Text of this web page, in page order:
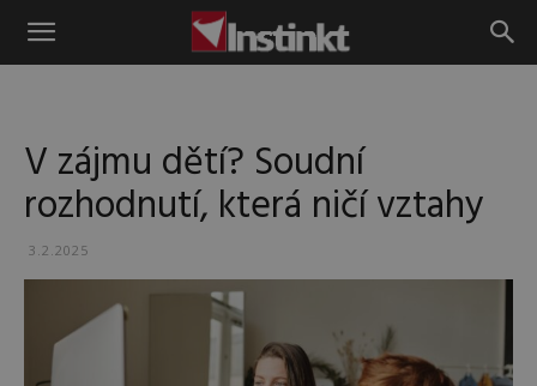
Instinkt
V zájmu dětí? Soudní
rozhodnutí, která ničí vztahy
3.2.2025